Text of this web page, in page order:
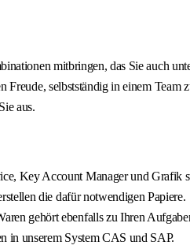
mitbringen, das Sie auch
Freude, selbstständig in einem
aus.
Key Account Manager und Grafik
die dafür notwendigen Papiere.
gehört ebenfalls zu Ihren
in unserem System CAS und SAP.